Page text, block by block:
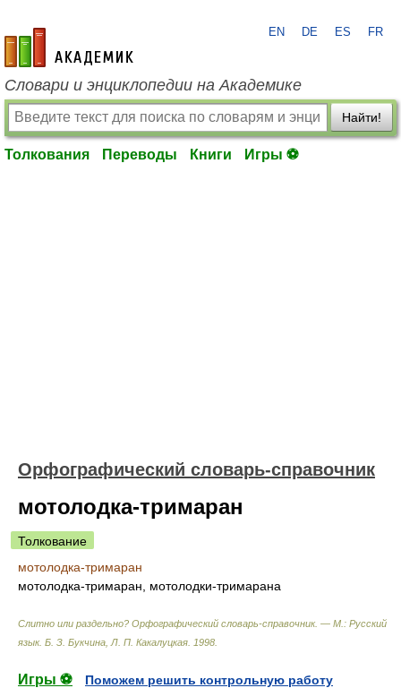
academic.ru
EN DE ES FR
Словари и энциклопедии на Академике
Найти!
Толкования Переводы Книги Игры ⚽
Орфографический словарь-справочник
мотолодка-тримаран
Толкование
мотолодка-тримаран
мотолодка-тримаран, мотолодки-тримарана
Слитно или раздельно? Орфографический словарь-справочник. — М.: Русский
язык. Б. З. Букчина, Л. П. Какалуцкая 1998
Игры ⚽
Поможем решить контрольную работу